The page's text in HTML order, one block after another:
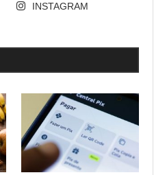
INSTAGRAM